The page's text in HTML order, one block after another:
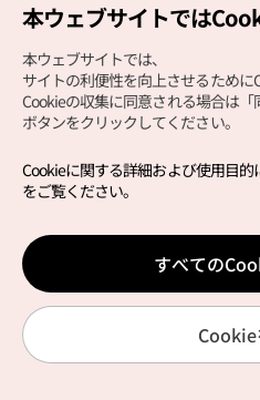
Copyright (c) Korea Tourism
サイトエラー報告公式メール
japanese@knto.or.kr
本ウェブサイトでは
本ウェブサイトでは、
サイトの利便性を向上させるために
Cookieの収集に同意される場合は「
ボタンをクリックしてください。
Cookieに関する詳細および使用目的
をご覧ください。
すべての
Cookie